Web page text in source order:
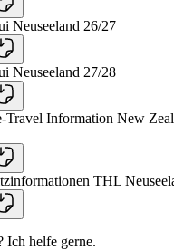
Neuseeland 26/27
Neuseeland 27/28
Information New
THL
Ich helfe gerne.